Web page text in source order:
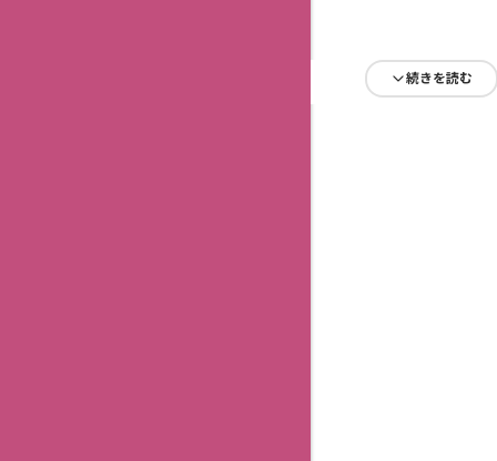
続きを読む
続きを読む
続きを読む
続きを読む
続きを読む
続きを読む
続きを読む
続きを読む
続きを読む
続きを読む
続きを読む
続きを読む
続きを読む
続きを読む
続きを読む
続きを読む
続きを読む
続きを読む
続きを読む
続きを読む